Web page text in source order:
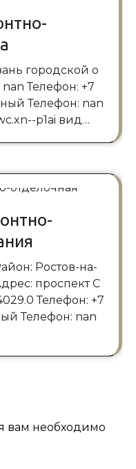
Телефон: +7
Телефон: nan
p1ai вид…
проспект С
Телефон: +7
Телефон: nan
вам необходимо